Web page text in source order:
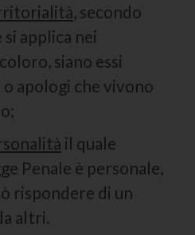
, secondo
si applica nei
siano essi
apologi che vivono
il quale
Penale è personale,
rispondere di un
altri.